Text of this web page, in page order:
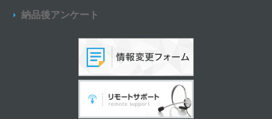
納品後アンケート